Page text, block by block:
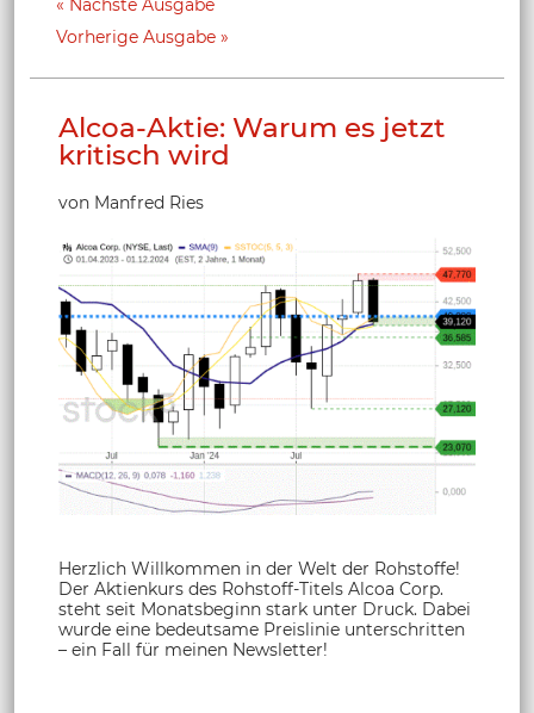
Vorherige Ausgabe
Alcoa-Aktie: Warum es jetzt
kritisch wird
von Manfred Ries
Herzlich Willkommen in der Welt der Rohstoffe!
Der Aktienkurs des Rohstoff-Titels Alcoa Corp.
steht seit Monatsbeginn stark unter Druck. Dabei
wurde eine bedeutsame Preislinie unterschritten
– ein Fall für meinen Newsletter!